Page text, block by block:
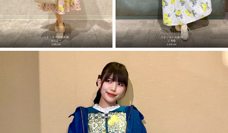
イオンモール新潟南
みたむー
156cm
イオンモール成田
三毛猫
143cm